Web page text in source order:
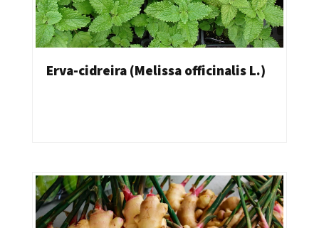
Erva-cidreira (Melissa officinalis L.)